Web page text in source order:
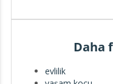
Daha
evlilik